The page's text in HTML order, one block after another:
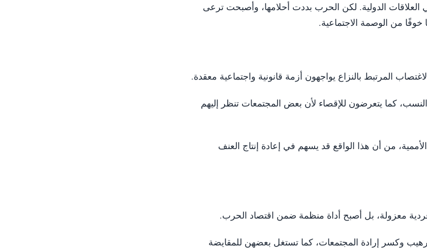
الدولية. لكن الحرب بددت أحلامها، وأصبحت ترعى
خوفًا من الوصمة الاجتماعية.
المرتبط بالنزاع يواجهون أزمة قانونية واجتماعية معقدة.
النسب، كما يتعرضون للإقصاء لأن بعض المجتمعات تنظر إليهم
من أن هذا الواقع قد يسهم في إعادة إنتاج العنف
معزولة، بل أصبح أداة منظمة ضمن اقتصاد الحرب.
وكسر إرادة المجتمعات، كما تستغل بعضهن للمقايضة